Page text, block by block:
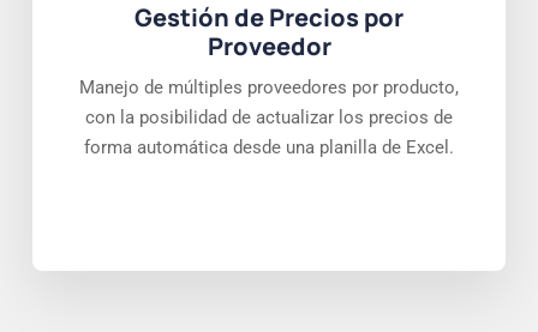
Gestión de Precios por
Proveedor
Manejo de múltiples proveedores por producto,
con la posibilidad de actualizar los precios de
forma automática desde una planilla de Excel.